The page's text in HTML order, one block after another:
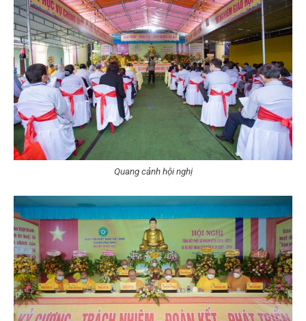
Quang cảnh hội nghị